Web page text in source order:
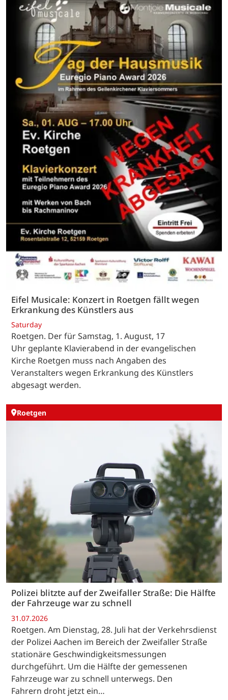
Eifel Musicale: Konzert in Roetgen fällt wegen
Erkrankung des Künstlers aus
Saturday
Roetgen. Der für Samstag, 1. August, 17
Uhr geplante Klavierabend in der evangelischen
Kirche Roetgen muss nach Angaben des
Veranstalters wegen Erkrankung des Künstlers
abgesagt werden.
Roetgen
Polizei blitzte auf der Zweifaller Straße: Die Hälfte
der Fahrzeuge war zu schnell
31.07.2026
Roetgen. Am Dienstag, 28. Juli hat der Verkehrsdienst
der Polizei Aachen im Bereich der Zweifaller Straße
stationäre Geschwindigkeitsmessungen
durchgeführt. Um die Hälfte der gemessenen
Fahrzeuge war zu schnell unterwegs. Den
Fahrern droht jetzt ein…